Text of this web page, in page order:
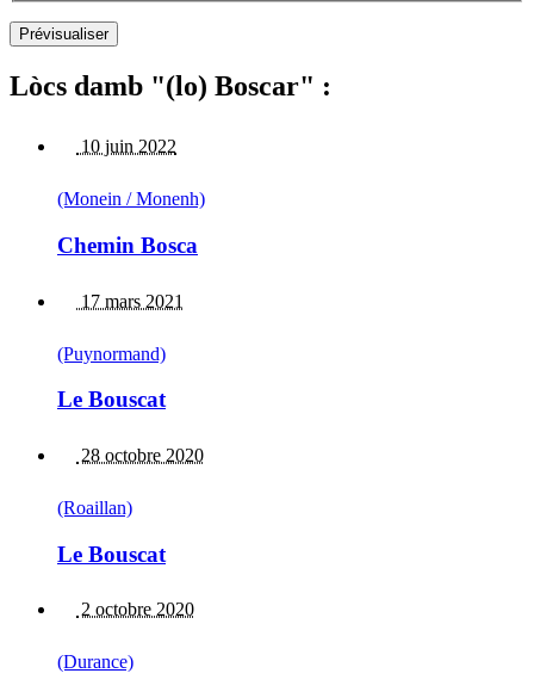
Lòcs damb "(lo) Boscar" :
10 juin 2022
(Monein / Monenh)
Chemin Bosca
17 mars 2021
(Puynormand)
Le Bouscat
28 octobre 2020
(Roaillan)
Le Bouscat
2 octobre 2020
(Durance)